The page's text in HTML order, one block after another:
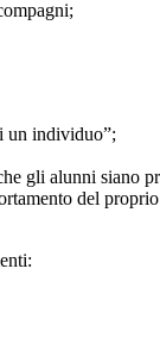
un individuo”;
gli alunni siano
del